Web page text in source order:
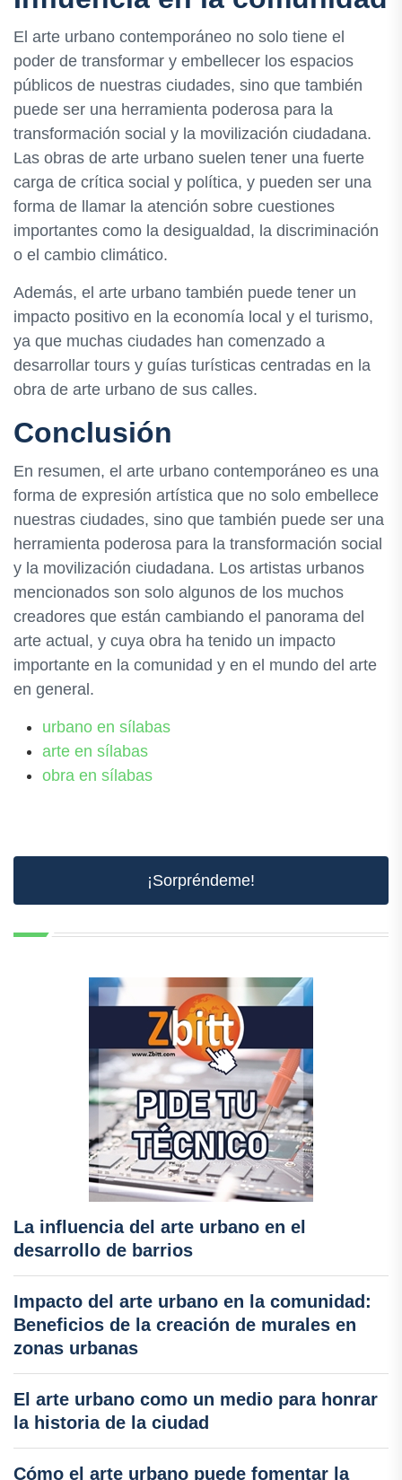
El arte urbano contemporáneo no solo tiene el
poder de transformar y embellecer los espacios
públicos de nuestras ciudades, sino que también
puede ser una herramienta poderosa para la
transformación social y la movilización ciudadana.
Las obras de arte urbano suelen tener una fuerte
carga de crítica social y política, y pueden ser una
forma de llamar la atención sobre cuestiones
importantes como la desigualdad, la discriminación
o el cambio climático.
Además, el arte urbano también puede tener un
impacto positivo en la economía local y el turismo,
ya que muchas ciudades han comenzado a
desarrollar tours y guías turísticas centradas en la
obra de arte urbano de sus calles.
Conclusión
En resumen, el arte urbano contemporáneo es una
forma de expresión artística que no solo embellece
nuestras ciudades, sino que también puede ser una
herramienta poderosa para la transformación social
y la movilización ciudadana. Los artistas urbanos
mencionados son solo algunos de los muchos
creadores que están cambiando el panorama del
arte actual, y cuya obra ha tenido un impacto
importante en la comunidad y en el mundo del arte
en general.
urbano en sílabas
arte en sílabas
obra en sílabas
¡Sorpréndeme!
La influencia del arte urbano en el
desarrollo de barrios
Impacto del arte urbano en la comunidad:
Beneficios de la creación de murales en
zonas urbanas
El arte urbano como un medio para honrar
la historia de la ciudad
Cómo el arte urbano puede fomentar la